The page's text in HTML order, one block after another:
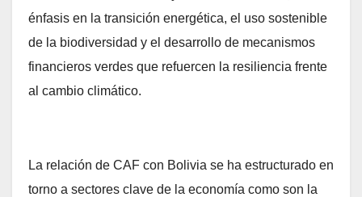
énfasis en la transición energética, el uso sostenible
de la biodiversidad y el desarrollo de mecanismos
financieros verdes que refuercen la resiliencia frente
al cambio climático.
La relación de CAF con Bolivia se ha estructurado en
torno a sectores clave de la economía como son la